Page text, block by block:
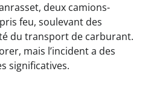
deux camions-
feu, soulevant des
du transport de carburant.
mais l’incident a des
significatives.